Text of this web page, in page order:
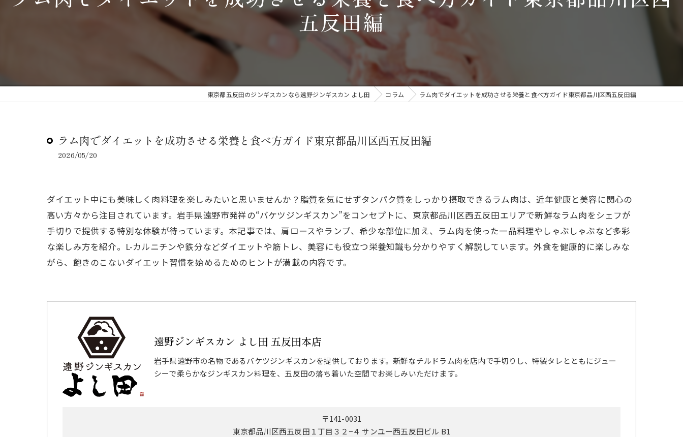
五反田編
東京都五反田のジンギスカンなら遠野ジンギスカン よし田 コラム ラム肉でダイエットを成功させる栄養と食べ方ガイド東京都品川区西五反田編
ラム肉でダイエットを成功させる栄養と食べ方ガイド東京都品川区西五反田編
2026/05/20
ダイエット中にも美味しく肉料理を楽しみたいと思いませんか？脂質を気にせずタンパク質をしっかり摂取できるラム肉は、近年健康と美容に関心の
高い方々から注目されています。岩手県遠野市発祥の“バケツジンギスカン”をコンセプトに、東京都品川区西五反田エリアで新鮮なラム肉をシェフが
手切りで提供する特別な体験が待っています。本記事では、肩ロースやランプ、希少な部位に加え、ラム肉を使った一品料理やしゃぶしゃぶなど多彩
な楽しみ方を紹介。L-カルニチンや鉄分などダイエットや筋トレ、美容にも役立つ栄養知識も分かりやすく解説しています。外食を健康的に楽しみな
がら、飽きのこないダイエット習慣を始めるためのヒントが満載の内容です。
遠野ジンギスカン よし田 五反田本店
岩手県遠野市の名物であるバケツジンギスカンを提供しております。新鮮なチルドラム肉を店内で手切りし、特製タレとともにジュー
シーで柔らかなジンギスカン料理を、五反田の落ち着いた空間でお楽しみいただけます。
〒141-0031
東京都品川区西五反田１丁目３２−４ サンユー西五反田ビル B1